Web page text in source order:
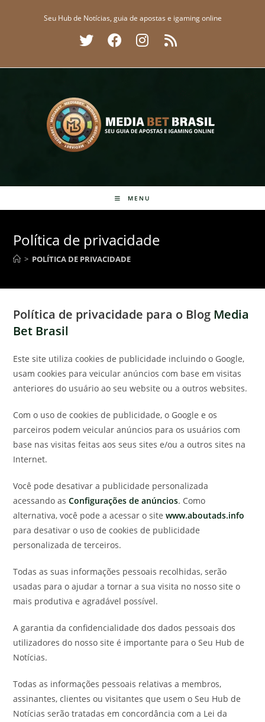
Seu Hub de Notícias, guia de apostas e igaming online
MENU
Política de privacidade
> POLÍTICA DE PRIVACIDADE
Política de privacidade para o Blog Media
Bet Brasil
Este site utiliza cookies de publicidade incluindo o Google,
usam cookies para veicular anúncios com base em visitas
anteriores do usuário ao seu website ou a outros websites.
Com o uso de cookies de publicidade, o Google e os
parceiros podem veicular anúncios para os usuários com
base nas visitas feitas aos seus sites e/ou a outros sites na
Internet.
Você pode desativar a publicidade personalizada
acessando asConfigurações de anúncios. Como
alternativa, você pode a acessar o sitewww.aboutads.info
para desativar o uso de cookies de publicidade
personalizada de terceiros.
Todas as suas informações pessoais recolhidas, serão
usadas para o ajudar a tornar a sua visita no nosso site o
mais produtiva e agradável possível.
A garantia da confidencialidade dos dados pessoais dos
utilizadores do nosso site é importante para o Seu Hub de
Notícias.
Todas as informações pessoais relativas a membros,
assinantes, clientes ou visitantes que usem o Seu Hub de
Notícias serão tratadas em concordância com a Lei da